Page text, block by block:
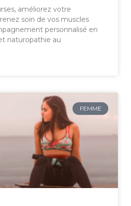
améliorez votre
soin de vos muscles
personnalisé en
naturopathie au
FEMME